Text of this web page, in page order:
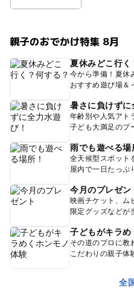
親子のおでかけ特集 8月
夏休みどこ行く
今から準備！夏休
おすすめ遊び場＆
暑さに負けずに
年齢別や人気アト
子ども大満足のプ
雨でも遊べる場
全天候型スポット
屋内で一日たっぷ
今月のプレゼン
映画チケット、ム
限定グッズなどが
子どもがキラ
その道のプロに教
こだわりの親子体
全